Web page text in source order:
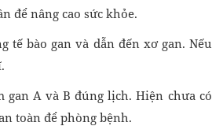
để nâng cao sức khỏe.
tế bào gan và dẫn đến xơ gan. Nếu
gan A và B đúng lịch. Hiện chưa có
toàn để phòng bệnh.